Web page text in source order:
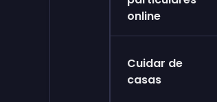
online
Cuidar de
casas